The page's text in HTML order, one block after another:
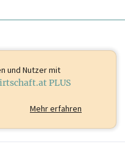
und Nutzer mit
PLUS
Mehr erfahren